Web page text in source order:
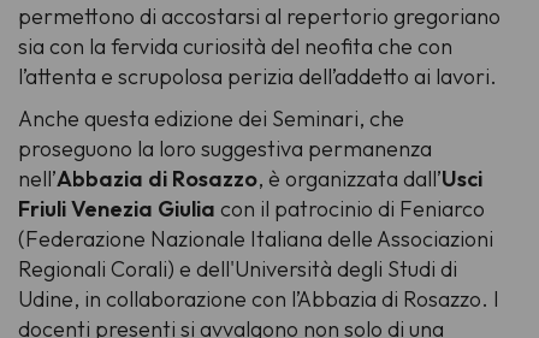
permettono di accostarsi al repertorio gregoriano
sia con la fervida curiosità del neofita che con
l’attenta e scrupolosa perizia dell’addetto ai lavori.
Anche questa edizione dei Seminari, che
proseguono la loro suggestiva permanenza
nell’Abbazia di Rosazzo, è organizzata dall’Usci
Friuli Venezia Giulia con il patrocinio di Feniarco
(Federazione Nazionale Italiana delle Associazioni
Regionali Corali) e dell'Università degli Studi di
Udine, in collaborazione con l’Abbazia di Rosazzo. I
docenti presenti si avvalgono non solo di una